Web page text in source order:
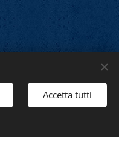
Accetta tutti